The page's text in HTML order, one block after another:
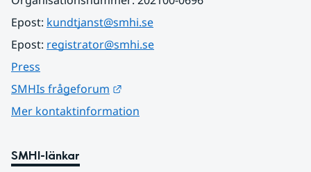
Epost: kundtjanst@smhi.se
Epost: registrator@smhi.se
Press
SMHIs frågeforum
Mer kontaktinformation
SMHI-länkar